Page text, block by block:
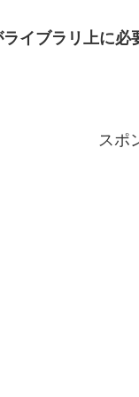
イブラリ上に必
スポ